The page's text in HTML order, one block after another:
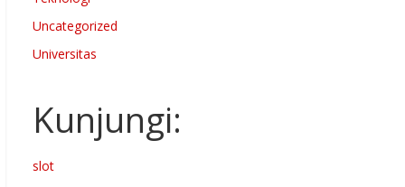
Uncategorized
Universitas
Kunjungi:
slot